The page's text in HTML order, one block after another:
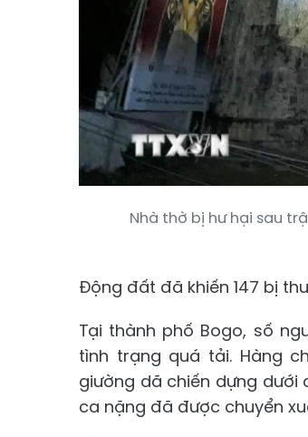
Nhà thờ bị hư hại sau
Động đất đã khiến 147 bị
Tại thành phố Bogo, số
tình trạng quá tải. Hàng
giường dã chiến dựng dưới
ca nặng đã được chuyển